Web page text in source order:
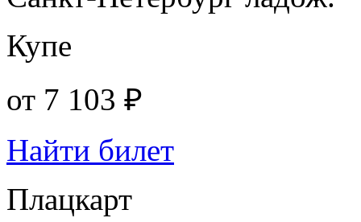
Купе
от 7 103 ₽
Найти билет
Плацкарт